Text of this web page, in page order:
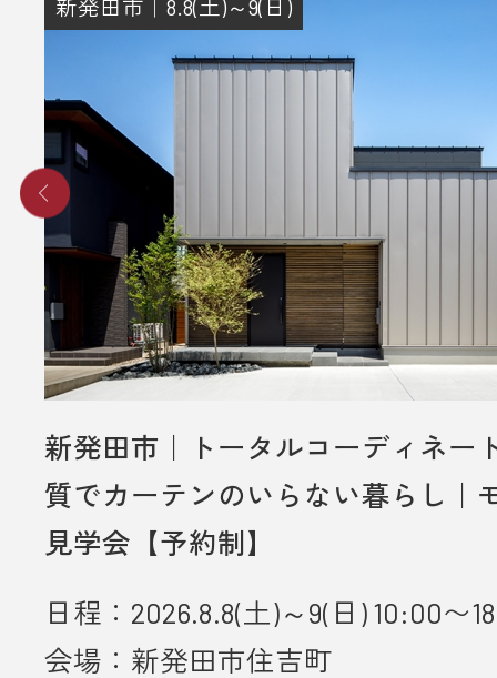
新発田市｜8.8(土)～9(日)
新発田市｜トータルコーディネー
質でカーテンのいらない暮らし｜
見学会【予約制】
日程：2026.8.8(土)～9(日) 10:00〜
会場：新発田市住吉町